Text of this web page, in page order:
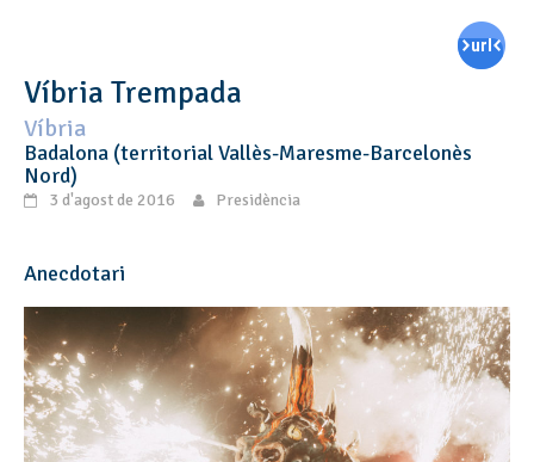
Víbria Trempada
Víbria
Badalona (territorial Vallès-Maresme-Barcelonès
Nord)
3 d'agost de 2016 Presidència
Anecdotari